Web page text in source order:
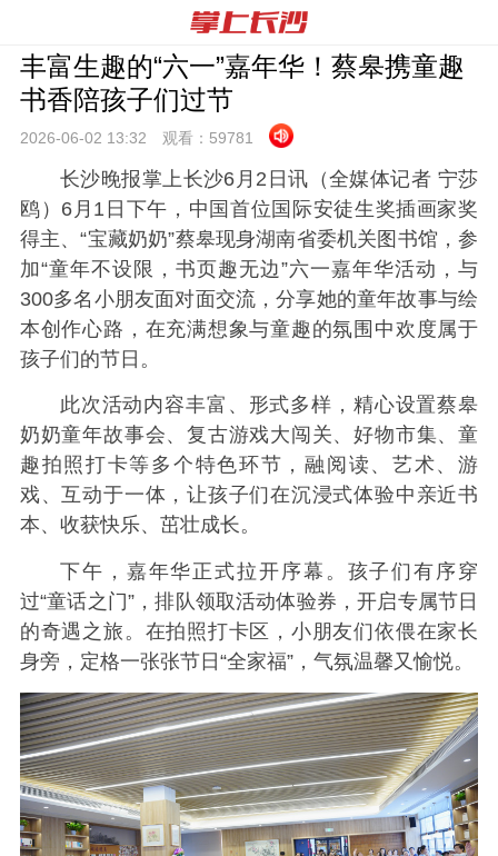
丰富生趣的“六一”嘉年华！蔡皋携童趣
书香陪孩子们过节
2026-06-02 13:32 观看： 59781
长沙晚报掌上长沙6月2日讯（全媒体记者 宁莎
鸥）6月1日下午，中国首位国际安徒生奖插画家奖
得主、“宝藏奶奶”蔡皋现身湖南省委机关图书馆，参
加“童年不设限，书页趣无边”六一嘉年华活动，与
300多名小朋友面对面交流，分享她的童年故事与绘
本创作心路，在充满想象与童趣的氛围中欢度属于
孩子们的节日。
此次活动内容丰富、形式多样，精心设置蔡皋
奶奶童年故事会、复古游戏大闯关、好物市集、童
趣拍照打卡等多个特色环节，融阅读、艺术、游
戏、互动于一体，让孩子们在沉浸式体验中亲近书
本、收获快乐、茁壮成长。
下午，嘉年华正式拉开序幕。孩子们有序穿
过“童话之门”，排队领取活动体验券，开启专属节日
的奇遇之旅。在拍照打卡区，小朋友们依偎在家长
身旁，定格一张张节日“全家福”，气氛温馨又愉悦。